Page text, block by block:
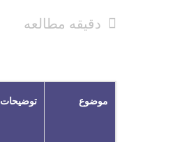
دقیقه مطالعه
موضوع توضیحات